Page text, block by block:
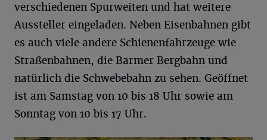
verschiedenen Spurweiten und hat weitere
Aussteller eingeladen. Neben Eisenbahnen gibt
es auch viele andere Schienenfahrzeuge wie
Straßenbahnen, die Barmer Bergbahn und
natürlich die Schwebebahn zu sehen. Geöffnet
ist am Samstag von 10 bis 18 Uhr sowie am
Sonntag von 10 bis 17 Uhr.